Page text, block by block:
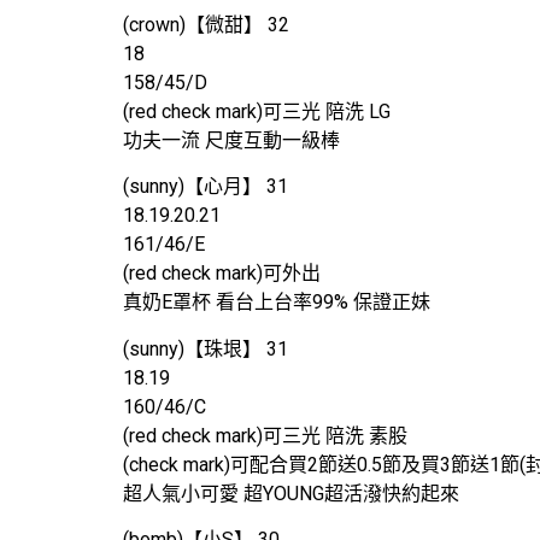
(crown)【微甜】 32
18
158/45/D
(red check mark)可三光 陪洗 LG
功夫一流 尺度互動一級棒
(sunny)【心月】 31
18.19.20.21
161/46/E
(red check mark)可外出
真奶E罩杯 看台上台率99% 保證正妹
(sunny)【珠垠】 31
18.19
160/46/C
(red check mark)可三光 陪洗 素股
(check mark)可配合買2節送0.5節及買3節送1節(
超人氣小可愛 超YOUNG超活潑快約起來